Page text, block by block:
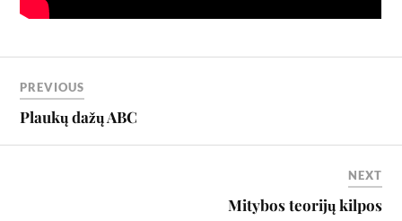
PREVIOUS
Plaukų dažų ABC
NEXT
Mitybos teorijų kilpos